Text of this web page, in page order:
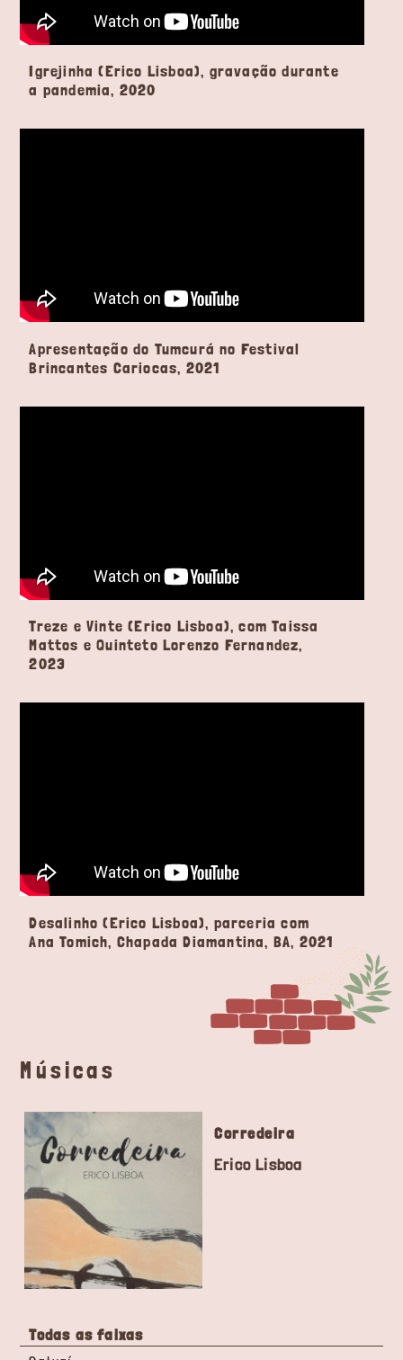
Igrejinha (Erico Lisboa), gravação durante
a pandemia, 2020
Apresentação do Tumcurá no Festival
Brincantes Cariocas, 2021
Treze e Vinte (Erico Lisboa), com Taissa
Mattos e Quinteto Lorenzo Fernandez,
2023
Desalinho (Erico Lisboa), parceria com
Ana Tomich, Chapada Diamantina, BA, 2021
Músicas
Corredeira
Erico Lisboa
Todas as faixas